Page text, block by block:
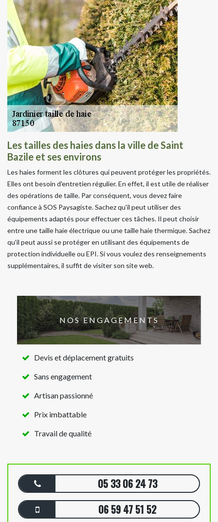
Les tailles des haies dans la ville de Saint
Bazile et ses environs
Les haies forment les clôtures qui peuvent protéger les propriétés.
Elles ont besoin d'entretien régulier. En effet, il est utile de réaliser
des opérations de taille. Par conséquent, vous devez faire
confiance à SOS Paysagiste. Sachez qu'il peut utiliser des
équipements adaptés pour effectuer ces tâches. Il peut choisir
entre une taille haie électrique ou une taille haie thermique. Sachez
qu'il peut aussi se protéger en utilisant des équipements de
protection individuelle ou EPI. Si vous voulez des renseignements
supplémentaires, il suffit de visiter son site web.
NOS ENGAGEMENTS
Devis et déplacement gratuits
Sans engagement
Artisan passionné
Prix imbattable
Travail de qualité
05 33 06 24 73
06 59 47 51 52